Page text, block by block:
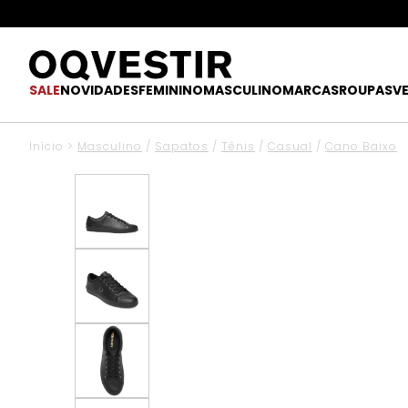
SALENOVIDADESFEMININOMASCULINOMARCASROUPAS
Início > Masculino / Sapatos / Tênis / Casual / Cano Baixo